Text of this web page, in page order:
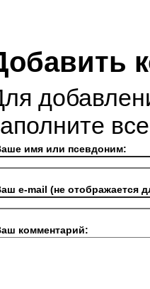
имя или псевдоним:
e-mail (не отображается
комментарий: